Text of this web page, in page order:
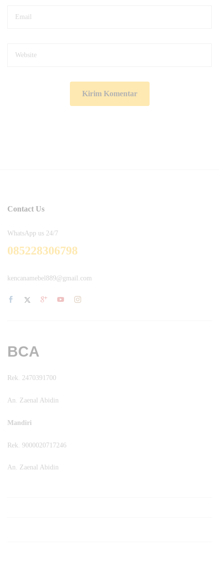
Contact Us
WhatsApp us 24/7
085228306798
kencanamebel889@gmail.com
BCA
Rek. 2470391700
An. Zaenal Abidin
Mandiri
Rek. 9000020717246
An. Zaenal Abidin